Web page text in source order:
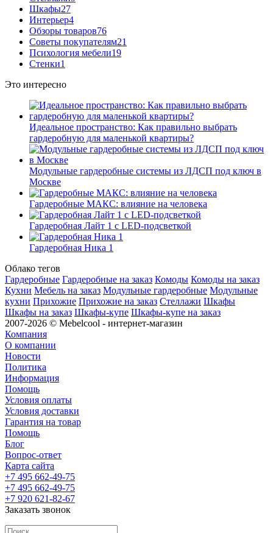
Шкафы27
Интерьер4
Обзоры товаров76
Советы покупателям21
Психология мебели19
Стенки1
Это интересно
Идеальное пространство: Как правильно выбрать
гардеробную для маленькой квартиры?
Модульные гардеробные системы из ЛДСП под ключ в
Москве
Гардеробные МАКС: влияние на человека
Гардеробная Лайт 1 с LED-подсветкой
Гардеробная Ника 1
Облако тегов
Гардеробные Гардеробные на заказ Комоды Комоды на заказ
Кухни Мебель на заказ Модульные гардеробные Модульные
кухни Прихожие Прихожие на заказ Стеллажи Шкафы
Шкафы на заказ Шкафы-купе Шкафы-купе на заказ
2007-2026 © Mebelcool - интернет-магазин
Компания
О компании
Новости
Политика
Информация
Помощь
Условия оплаты
Условия доставки
Гарантия на товар
Помощь
Блог
Вопрос-ответ
Карта сайта
+7 495 662-49-75
+7 495 662-49-75
+7 920 621-82-67
Заказать звонок